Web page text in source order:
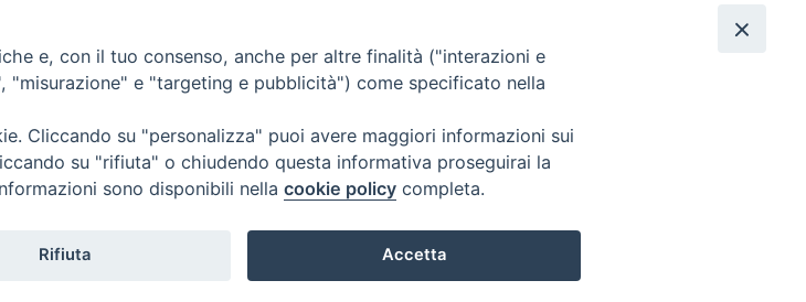
Policy
e, con il tuo consenso, anche per altre finalità ("interazioni e
e "targeting e pubblicità") come specificato nella
Cliccando su "personalizza" puoi avere maggiori informazioni sui
su "rifiuta" o chiudendo questa informativa proseguirai la
sono disponibili nella cookie policy completa.
Rifiuta Accetta